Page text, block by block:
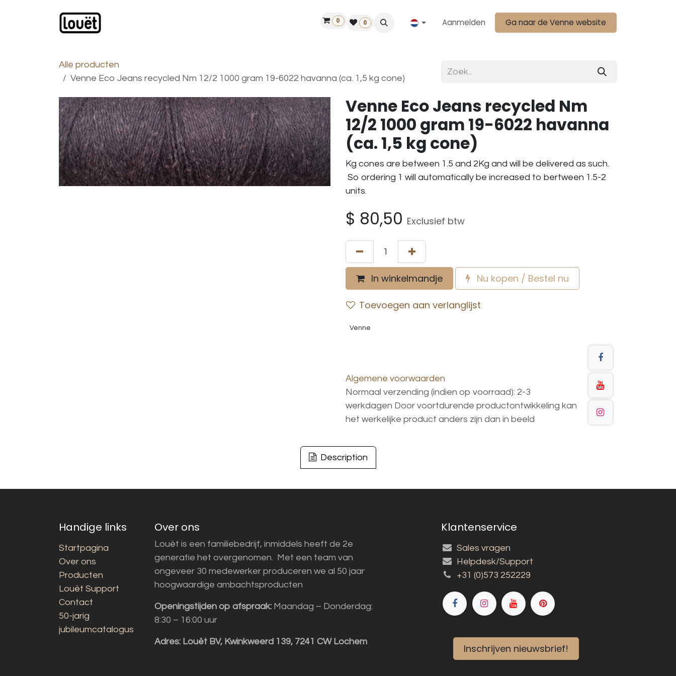
Vind een dealer
0 0 Aanmelden Ga naar de Venne website
Alle producten
Venne Eco Jeans recycled Nm 12/2 1000 gram 19-6022 havanna (ca. 1,5 kg cone)
Venne Eco Jeans recycled Nm
12/2 1000 gram 19-6022 havanna
(ca. 1,5 kg cone)
Kg cones are between 1.5 and 2Kg and will be delivered as such.
So ordering 1 will automatically be increased to bertween 1.5-2
units.
$ 80,50 Exclusief btw
In winkelmandje Nu kopen / Bestel nu
Toevoegen aan verlanglijst
Venne
Algemene voorwaarden
Normaal verzending (indien op voorraad): 2-3
werkdagen Door voortdurende productontwikkeling kan
het werkelijke product anders zijn dan in beeld
Description
Handige links
Startpagina
Over ons
Producten
Louët Support
Contact
50-jarig
jubileumcatalogus
Over ons
Louët is een familiebedrijf, inmiddels heeft de 2e
generatie het overgenomen. Met een team van
ongeveer 30 medewerker produceren we al 50 jaar
hoogwaardige ambachtsproducten
Openingstijden op afspraak: Maandag – Donderdag:
8:30 – 16:00 uur
Adres: Louët BV, Kwinkweerd 139, 7241 CW Lochem
Klantenservice
Sales vragen
Helpdesk/Support
+31 (0)573 252229
Inschrijven nieuwsbrief!